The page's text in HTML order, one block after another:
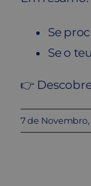
Se
Se o
👉
7 de Novembro,